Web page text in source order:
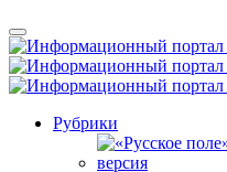
Рубрики